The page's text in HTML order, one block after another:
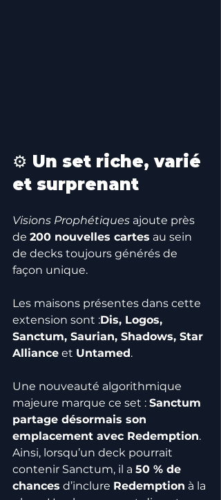
⚙️ Un set riche, varié
et surprenant
Visions Prophétiques ajoute près
de 200 nouvelles cartes au sein
de decks toujours générés de
façon unique.
Les maisons présentes dans cette
extension sont :Dis, Logos,
Sanctum, Saurian, Shadows, Star
Alliance et Untamed.
Une nouveauté algorithmique
majeure marque ce set : Sanctum
partage désormais son
emplacement avec Redemption.
Ainsi, lorsqu’un deck pourrait
contenir Sanctum, il a 50 % de
chances d’inclure Redemption à la